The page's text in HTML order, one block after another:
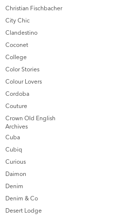
Christian Fischbacher
City Chic
Clandestino
Coconet
College
Color Stories
Colour Lovers
Cordoba
Couture
Crown Old English
Archives
Cuba
Cubiq
Curious
Daimon
Denim
Denim & Co
Desert Lodge